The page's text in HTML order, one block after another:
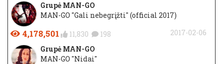
Grupė MAN-GO
MAN-GO "Gali nebegrįžti" (official 2017)
4,178,501 11,830 198
2017-02-06
Grupė MAN-GO
MAN-GO "Nidai"